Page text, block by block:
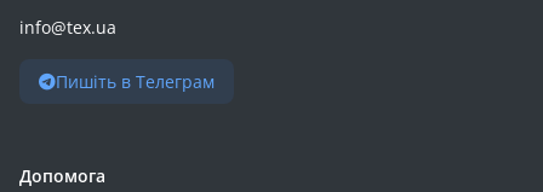
info@tex.ua
Пишіть в Телеграм
Допомога